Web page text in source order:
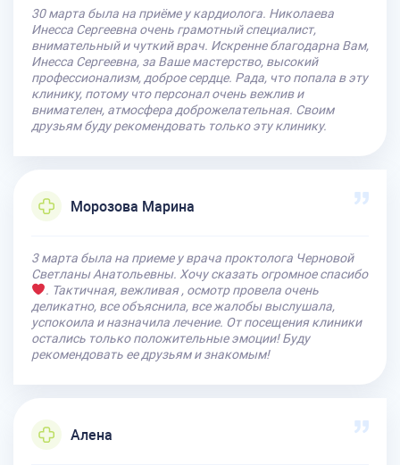
30 марта была на приёме у кардиолога. Николаева
Инесса Сергеевна очень грамотный специалист,
внимательный и чуткий врач. Искренне благодарна Вам,
Инесса Сергеевна, за Ваше мастерство, высокий
профессионализм, доброе сердце. Рада, что попала в эту
клинику, потому что персонал очень вежлив и
внимателен, атмосфера доброжелательная. Своим
друзьям буду рекомендовать только эту клинику.
Морозова Марина
3 марта была на приеме у врача проктолога Черновой
Светланы Анатольевны. Хочу сказать огромное спасибо
. Тактичная, вежливая , осмотр провела очень
деликатно, все объяснила, все жалобы выслушала,
успокоила и назначила лечение. От посещения клиники
остались только положительные эмоции! Буду
рекомендовать ее друзьям и знакомым!
Алена